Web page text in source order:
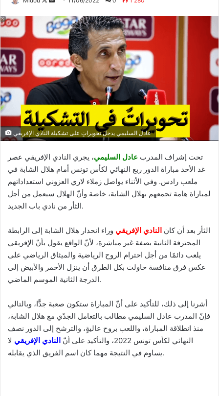
l
l
o
w
n
X
v
o
y
e
u
c
o
u
r
l
عادل السليمي يدخل تحويراتٍ على تشكيلة النادي الإفريقي
تحت إشراف المدرب عادل السليمي، يجري النادي الإفريقي عصر
غد الأحد مباراة الدور ربع النهائي لكأس تونس أمام هلال الشابة في
ملعب رادس. وفي الأثناء يواصل زملاء لاري العزوني استعداداتهم
لمباراة هامة تجمعهم بهلال الشابة، خاصة وأنّ الهلال سيعمل من أجل
الثأر من نادي باب الجديد.
الثأر بعد أن كان النادي الإفريقي وراء انحدار هلال الشابة إلى الرابطة
المحترفة الثانية بصفة غير مباشرة، لأنّ الواقع يقول بأنّ الإفريقي
يلعب دائمًا من أجل احترام الروح الرياضية والميثاق الرياضي على
عكس فرق منافسة حاولت بكل الطرق أن ينزل الأحمر والأبيض إلى
الدرجة الثانية الموسم الماضي.
أشرنا إلى ذلك، للتأكيد على أنّ المباراة ستكون صعبة جدًّا، وبالتالي
فإنّ المدرب عادل السليمي مطالب بالتعامل الجدّي مع هلال الشابة،
منذ انطلاقة المباراة، واللعب بروح عاليةٍ، والترشح إلى الدور نصف
النهائي لكأس تونس 2022، والتأكيد على أنّ
النادي الإفريقي لا
يساوم في النتيجة مهما كان اسم الفريق الذي يقابله.